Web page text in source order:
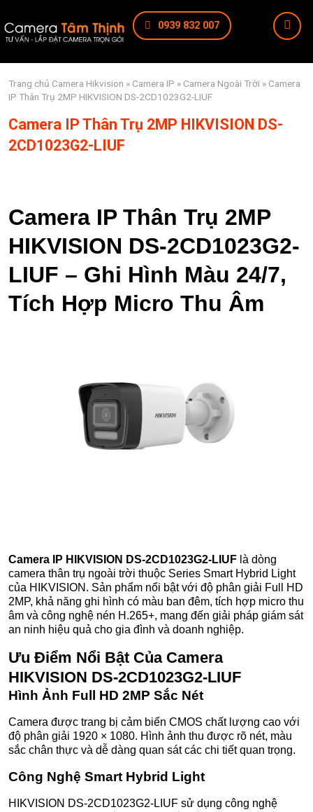
0939 832 007
Trang chủ Camera Hikvision » Camera IP » Camera Ngoài Trời » Camera
IP Thân Trụ 2MP HIKVISION DS-2CD1023G2-LIUF
Camera IP Thân Trụ 2MP HIKVISION DS-
2CD1023G2-LIUF
Camera IP Thân Trụ 2MP
HIKVISION DS-2CD1023G2-
LIUF – Ghi Hình Màu 24/7,
Tích Hợp Micro Thu Âm
Camera IP HIKVISION DS-2CD1023G2-LIUF là dòng
camera thân trụ ngoài trời thuộc Series Smart Hybrid Light
của HIKVISION. Sản phẩm nổi bật với độ phân giải Full HD
2MP, khả năng ghi hình có màu ban đêm, tích hợp micro thu
âm và công nghệ nén H.265+, mang đến giải pháp giám sát
an ninh hiệu quả cho gia đình và doanh nghiệp.
Ưu Điểm Nổi Bật Của Camera
HIKVISION DS-2CD1023G2-LIUF
Hình Ảnh Full HD 2MP Sắc Nét
Camera được trang bị cảm biến CMOS chất lượng cao với
độ phân giải 1920 × 1080. Hình ảnh thu được rõ nét, màu
sắc chân thực và dễ dàng quan sát các chi tiết quan trọng.
Công Nghệ Smart Hybrid Light
HIKVISION DS-2CD1023G2-LIUF sử dụng công nghệ